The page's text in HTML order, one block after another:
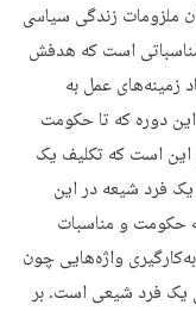
ملزومات زندگی سیاسی
است که هدفش
زمینه‌های عمل به
دوره که تا حکومت
این است که تکلیف یک
فرد شیعه در این
حکومت و مناسبات
واژه‌هایی چون
یک فرد شیعی است. بر